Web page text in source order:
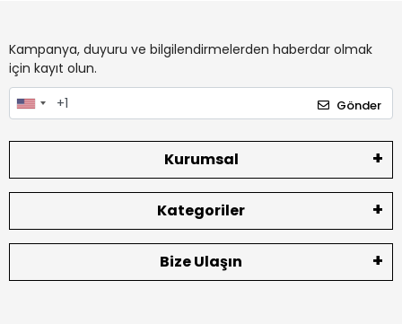
Kampanya, duyuru ve bilgilendirmelerden haberdar olmak
için kayıt olun.
Gönder
Kurumsal
Kategoriler
Bize Ulaşın